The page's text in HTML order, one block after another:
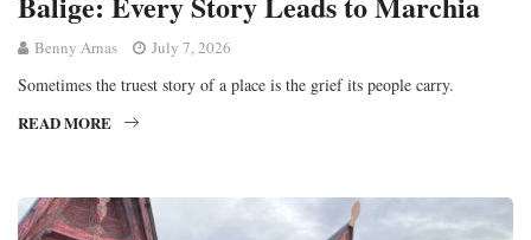
Benny Arnas July 7, 2026
Sometimes the truest story of a place is the grief its people carry.
READ MORE